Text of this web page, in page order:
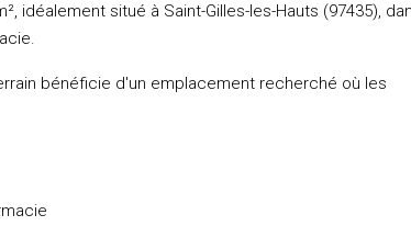
idéalement situé à Saint-Gilles-les-Hauts (97435),
bénéficie d'un emplacement recherché où les